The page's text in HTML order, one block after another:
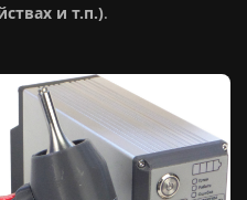
и т.п.).